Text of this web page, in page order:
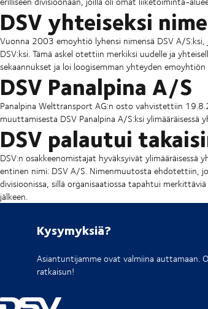
DSV yhteiseksi
Vuonna 2003 emoyhtiö lyhensi nimensä DSV A/
DSV:ksi. Tämä askel otettiin merkiksi uudelle ja
sekaannukset ja loi loogisemman yhteyden
DSV Panalpina A/S
Panalpina Welttransport AG:n osto vahvistettiin
muuttamisesta DSV Panalpina A/S:ksi
DSV palautui
DSV:n osakkeenomistajat hyväksyivät
entinen nimi: DSV A/S. Nimenmuutosta ehdotettiin,
divisioonissa, sillä organisaatiossa tapahtui
jälkeen.
Kysymyksiä?
Asiantuntijamme ovat valmiina auttamaan.
ratkaisun!